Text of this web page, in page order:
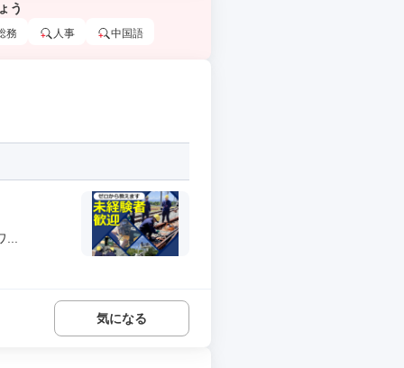
う
務 人事 中国語
気になる